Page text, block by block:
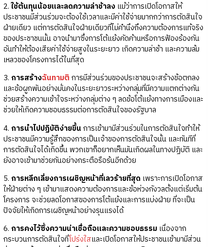
2.ใช้ต้นทุนน้อยและลดความล่าช้าลงแม้ว่าการเปิดโอกาสให้
ประชาชนมีส่วนร่วมจะต้องใช้เวลาและมีค่าใช้จ่ายมากกว่าการตัดสินใจ
ฝ่ายเดียว แต่การตัดสินใจฝ่ายเดียวที่ไม่คำนึงถึงความต้องการแท้จริง
ของประชาชนนั้น อาจนำมาซึ่งการโต้แย้งคัดค้านหรือการฟ้องร้องกัน
อันทำให้ต้องเสียค่าใช้จ่ายสูงในระยะยาว เกิดความล่าช้า และความล้ม
เหลวของโครงการได้ในที่สุด
3. การสร้างฉันทามติ การมีส่วนร่วมของประชาชนจะสร้างข้อตกลง
และข้อผูกพันอย่างมั่นคงในระยะยาวระหว่างกลุ่มที่มีความแตกต่างกัน
ช่วยสร้างความเข้าใจระหว่างกลุ่มต่าง ๆ ลดข้อโต้แย้งทางการเมืองและ
ช่วยให้เกิดความชอบธรรมต่อการตัดสินใจของรัฐบาล
4. การนำไปปฏิบัติง่ายขึ้น การเข้ามามีส่วนร่วมในการตัดสินใจทำให้
ประชาชนมีความรู้สึกของการเป็นเจ้าของการตัดสินใจนั้น และทันทีที่
การตัดสินใจได้เกิดขึ้น พวกเขาก็อยากเห็นมันเกิดผลในทางปฏิบัติ และ
ยังอาจเข้ามาช่วยกันอย่างกระตือรือร้นอีกด้วย
5. การหลีกเลี่ยงการเผชิญหน้าที่เลวร้ายที่สุด เพราะการเปิดโอกาส
ให้ฝ่ายต่าง ๆ เข้ามาแสดงความต้องการและข้อห่วงกังวลตั้งแต่เริ่มต้น
โครงการ จะช่วยลดโอกาสของการโต้แย้งและการแบ่งฝ่าย ที่จะเป็น
ปัจจัยให้เกิดการเผชิญหน้าอย่างรุนแรงได้
6. การคงไว้ซึ่งความน่าเชื่อถือและความชอบธรรมเนื่องจาก
กระบวนการตัดสินใจที่โปร่งใสและเปิดโอกาสให้ประชาชนเข้ามามีส่วน